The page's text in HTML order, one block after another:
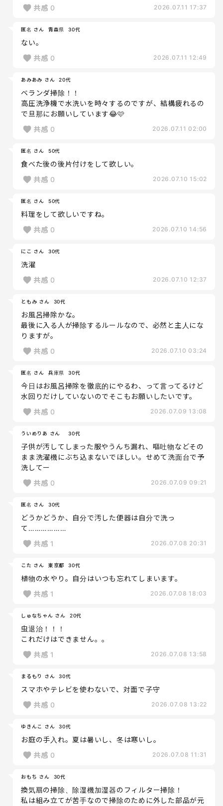
共感 0 2026.07.11 17:37
匿名 さん 青森県 30代
ない。
共感 0 2026.07.11 12:49
あみあみ さん 20代
ベランダ掃除！！
高圧洗浄機で水洗いを時々するのですが、結構疲れるの
で旦那にお願いしています😂🩷
共感 0 2026.07.11 02:00
匿名 さん 50代
食べた後の後片付けをして欲しい。
共感 0 2026.07.10 15:02
匿名 さん 50代
料理をして欲しいですね。
共感 0 2026.07.10 14:56
にこ さん 30代
洗濯
共感 0 2026.07.10 12:37
ともみ さん 30代
お風呂掃除かな。
最後に入る人が掃除するルールなので、必然と主人にな
りますが。
共感 0 2026.07.10 03:24
匿名 さん 兵庫県 30代
今日はお風呂掃除を徹底的にやるわ、って言ってるけど
水回りだけしていないのでそこもお願いしたいです。
共感 0 2026.07.09 13:08
ういめりあ さん 30代
子供が汚してしまった服やうんち漏れ、嘔吐物などその
まま洗濯機にぶち込まないでほしい。せめて洗面台で予
洗してー
共感 0 2026.07.09 09:21
匿名 さん 30代
どうかどうか、自分で汚した便器は自分で洗っ
て………………
共感 1 2026.07.08 20:31
こた さん 東京都 30代
植物の水やり。自分はいつも忘れてしまいます。
共感 1 2026.07.08 18:03
しゅなちゃん さん 20代
虫退治！！！
これだけはできません。。
共感 1 2026.07.08 13:58
まるもり さん 30代
スマホやテレビを使わないで、対面で子守
共感 0 2026.07.08 13:22
ゆきんこ さん 30代
お庭の手入れ。夏は暑いし、冬は寒いし。
共感 0 2026.07.08 11:31
おもち さん 30代
換気扇の掃除、除湿機加湿器のフィルター掃除！
私は組み立てが苦手なので掃除のために外した部品が元